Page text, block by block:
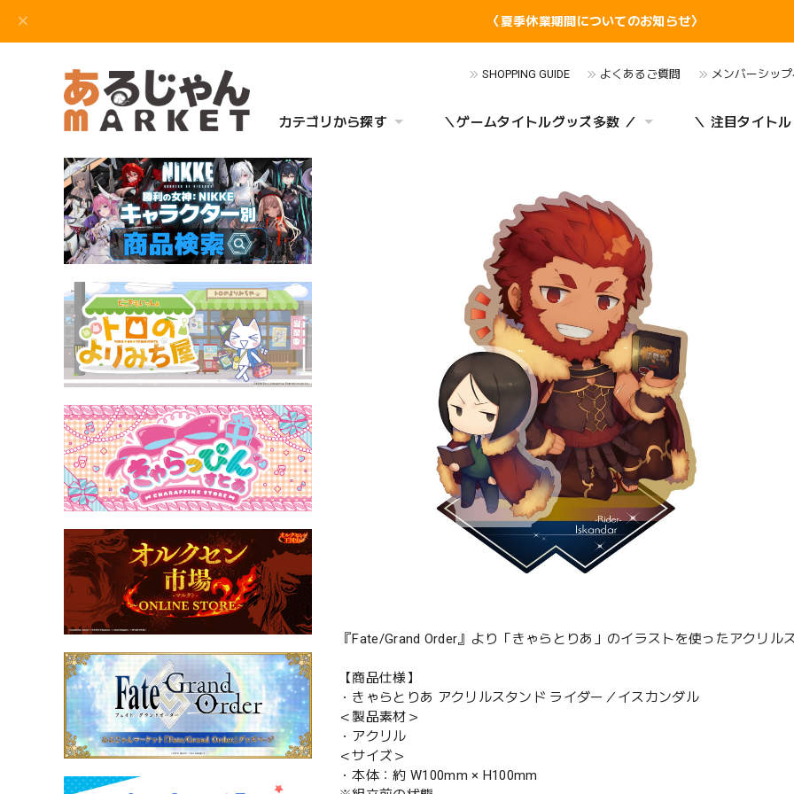
〈夏季休業期間についてのお知らせ〉
SHOPPING GUIDE よくあるご質問 メンバーシッ
カテゴリから探す ＼ゲームタイトルグッズ多数 ／ ＼ 注目タイトル
『Fate/Grand Order』より「きゃらとりあ」のイラストを使ったアクリル
【商品仕様】
・きゃらとりあ アクリルスタンド ライダー／イスカンダル
＜製品素材＞
・アクリル
＜サイズ＞
・本体：約 W100mm × H100mm